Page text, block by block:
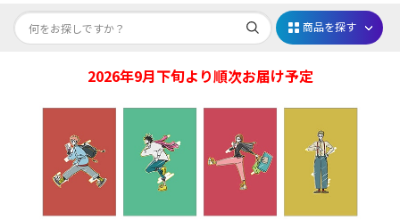
映画ちいかわ
じゅじゅフェス 2026
商品を探す
2026年9月下旬より順次お届け予定